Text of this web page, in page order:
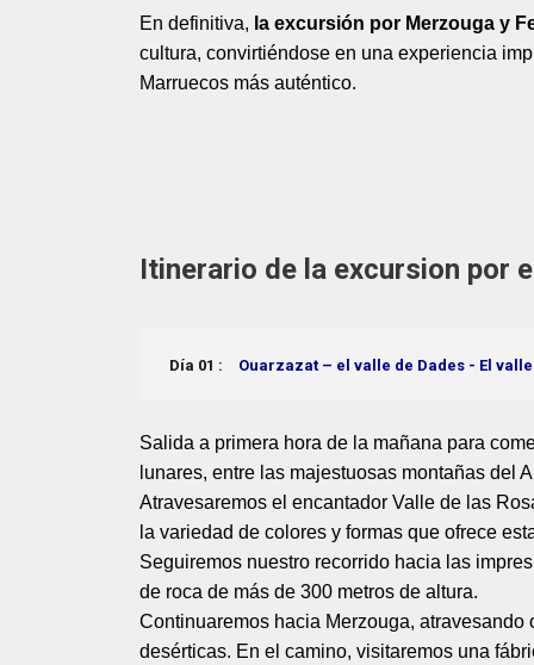
En definitiva, la excursión por Merzouga y
cultura, convirtiéndose en una experiencia
Marruecos más auténtico.
Itinerario de la excursion por
Día 01 : Ouarzazat – el valle de Dades - El
Salida a primera hora de la mañana para
lunares, entre las majestuosas montañas del
Atravesaremos el encantador Valle de las
la variedad de colores y formas que ofrece
Seguiremos nuestro recorrido hacia las
de roca de más de 300 metros de altura.
Continuaremos hacia Merzouga,
desérticas. En el camino, visitaremos una